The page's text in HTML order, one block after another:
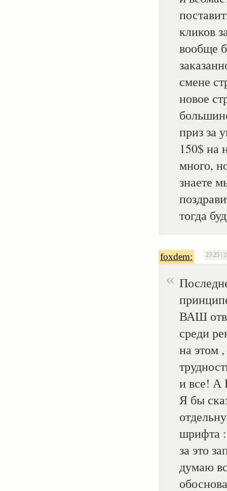
кликов
вообще
смене
новое
приз за
150$ на
много,
знаете
тогда
foxdem: 23:25 |
ВАШ
среди
на этом
и все! А
Я бы
шрифта
за это
думаю